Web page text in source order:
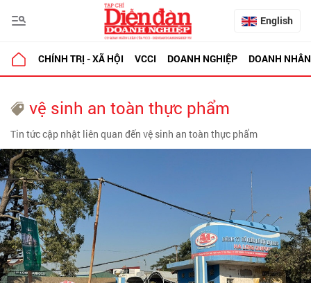
English
CHÍNH TRỊ - XÃ HỘI VCCI DOANH NGHIỆP DOANH NHÂN
vệ sinh an toàn thực phẩm
Tin tức cập nhật liên quan đến vệ sinh an toàn thực phẩm